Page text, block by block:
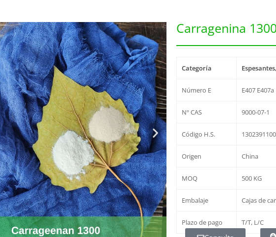
Carragenina
Categoría
Número E E407 E407a
Nº CAS 9000-07-1
Código H.S. 1302391100
Origen China
MOQ 500 KG
Embalaje Cajas de
Plazo de pago T/T, L/C